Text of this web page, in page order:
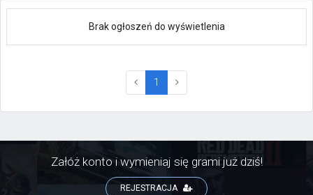
Brak ogłoszeń do wyświetlenia
1 (current)
Załóż konto i wymieniaj się grami już dziś!
REJESTRACJA